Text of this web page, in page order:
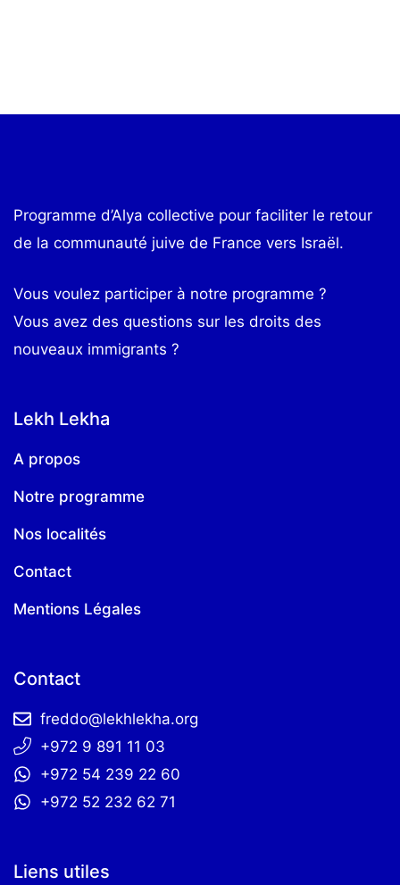
Programme d’Alya collective pour faciliter le retour
de la communauté juive de France vers Israël.
Vous voulez participer à notre programme ?
Vous avez des questions sur les droits des
nouveaux immigrants ?
Lekh Lekha
A propos
Notre programme
Nos localités
Contact
Mentions Légales
Contact
freddo@lekhlekha.org
+972 9 891 11 03
+972 54 239 22 60
+972 52 232 62 71
Liens utiles